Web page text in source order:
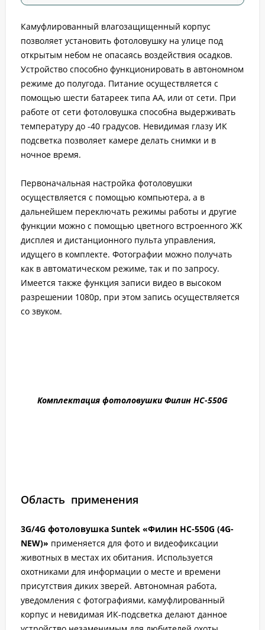
Камуфлированный влагозащищенный корпус
позволяет установить фотоловушку на улице под
открытым небом не опасаясь воздействия осадков.
Устройство способно функционировать в автономном
режиме до полугода. Питание осуществляется с
помощью шести батареек типа АА, или от сети. При
работе от сети фотоловушка способна выдерживать
температуру до -40 градусов. Невидимая глазу ИК
подсветка позволяет камере делать снимки и в
ночное время.
Первоначальная настройка фотоловушки
осуществляется с помощью компьютера, а в
дальнейшем переключать режимы работы и другие
функции можно с помощью цветного встроенного ЖК
дисплея и дистанционного пульта управления,
идущего в комплекте. Фотографии можно получать
как в автоматическом режиме, так и по запросу.
Имеется также функция записи видео в высоком
разрешении 1080p, при этом запись осуществляется
со звуком.
Комплектация фотоловушки Филин HC-550G
Область применения
3G/4G фотоловушка Suntek «Филин HC-550G (4G-
NEW)» применяется для фото и видеофиксации
животных в местах их обитания. Используется
охотниками для информации о месте и времени
присутствия диких зверей. Автономная работа,
уведомления с фотографиями, камуфлированный
корпус и невидимая ИК-подсветка делают данное